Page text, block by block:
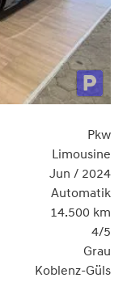
Pkw
Limousine
Jun / 2024
Automatik
14.500 km
4/5
Grau
Koblenz-Güls